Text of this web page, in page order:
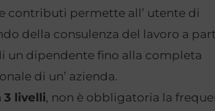
contributi permette all’ utente di
della consulenza del lavoro a
un dipendente fino alla completa
di un’ azienda.
3 livelli, non è obbligatoria la